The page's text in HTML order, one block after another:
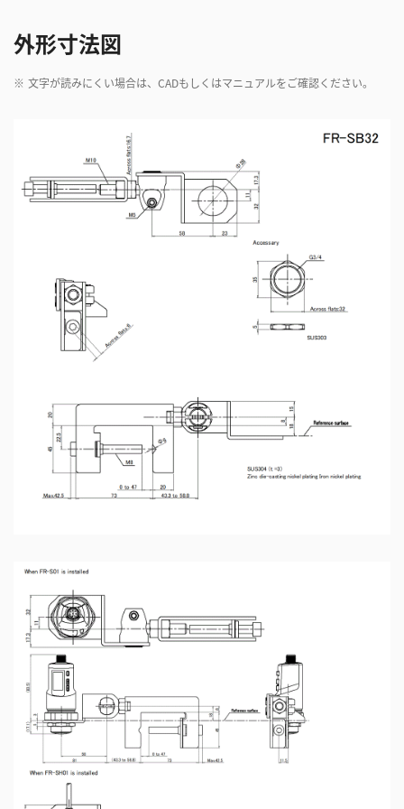
外形寸法図
※ 文字が読みにくい場合は、CADもしくはマニュアルをご確認ください。